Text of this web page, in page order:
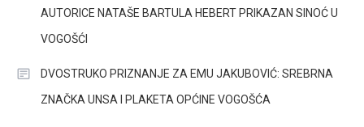
AUTORICE NATAŠE BARTULA HEBERT PRIKAZAN SINOĆ U
VOGOŠĆI
DVOSTRUKO PRIZNANJE ZA EMU JAKUBOVIĆ: SREBRNA
ZNAČKA UNSA I PLAKETA OPĆINE VOGOŠĆA